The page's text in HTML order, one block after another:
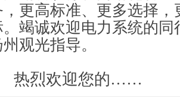
更高标准、更多选择
竭诚欢迎电力系统的
观光指导。
热烈欢迎您的……